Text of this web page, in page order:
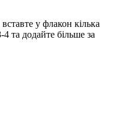
у флакон кілька
та додайте більше за